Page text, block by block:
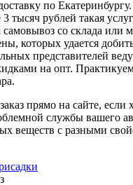
по
тысяч рублей такая
со склада или
которых удается
представителей
на опт.
прямо на сайте, если
службы вашего
веществ с разными